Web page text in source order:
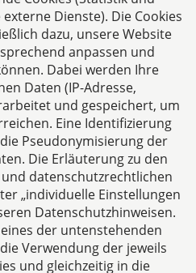
Fragen rund um
und
Dienste). Die Cookies
dazu, unsere Website
anpassen und
Dabei werden Ihre
Daten (IP-Adresse,
und gespeichert, um
Eine Identifizierung
Pseudonymisierung der
Die Erläuterung zu den
datenschutzrechtlichen
„individuelle Einstellungen
Datenschutzhinweisen.
der untenstehenden
Verwendung der jeweils
und gleichzeitig in die